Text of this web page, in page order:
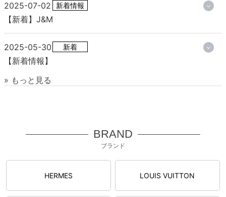
2025-07-02 新着情報
【新着】J&M
2025-05-30 新着
【新着情報】
» もっと見る
BRAND
ブランド
HERMES LOUIS VUITTON